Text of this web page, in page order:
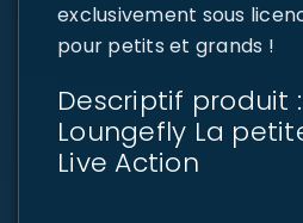
exclusivement sous
pour petits et grands !
Descriptif produit
Loungefly La
Live Action